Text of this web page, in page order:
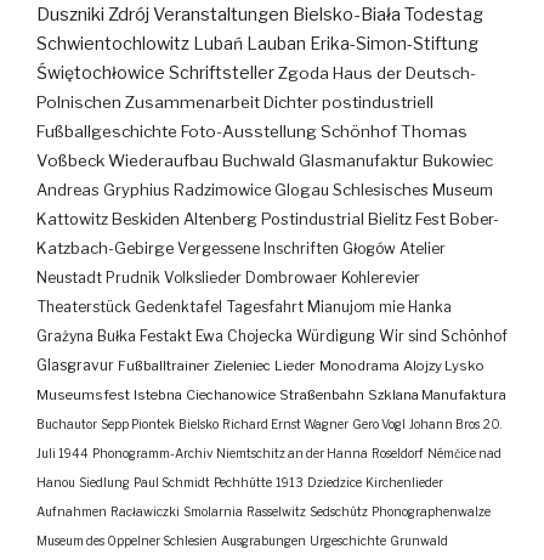
Duszniki Zdrój Veranstaltungen Bielsko-Biała Todestag
Schwientochlowitz Lubań Lauban Erika-Simon-Stiftung
Świętochłowice SchriftstellerZgoda Haus der Deutsch-
Polnischen ZusammenarbeitDichterpostindustriell
Fußballgeschichte Foto-AusstellungSchönhofThomas
VoßbeckWiederaufbau Buchwald Glasmanufaktur Bukowiec
Andreas Gryphius Radzimowice Glogau Schlesisches Museum
Kattowitz Beskiden Altenberg Postindustrial Bielitz Fest Bober-
Katzbach-Gebirge Vergessene Inschriften Głogów Atelier
Neustadt Prudnik Volkslieder Dombrowaer Kohlerevier
Theaterstück Gedenktafel Tagesfahrt Mianujom mie Hanka
Grażyna Bułka Festakt Ewa Chojecka Würdigung Wir sind Schönhof
Glasgravur Fußballtrainer Zieleniec Lieder Monodrama Alojzy Lysko
Museumsfest Istebna Ciechanowice Straßenbahn Szklana Manufaktura
Buchautor Sepp Piontek Bielsko Richard Ernst Wagner Gero Vogl Johann Bros 20.
Juli 1944 Phonogramm-Archiv Niemtschitz an der Hanna Roseldorf Némčice nad
Hanou Siedlung Paul Schmidt Pechhütte 1913 Dziedzice Kirchenlieder
Aufnahmen Racławiczki Smolarnia Rasselwitz Sedschütz Phonographenwalze
Museum des Oppelner Schlesien Ausgrabungen Urgeschichte Grunwald